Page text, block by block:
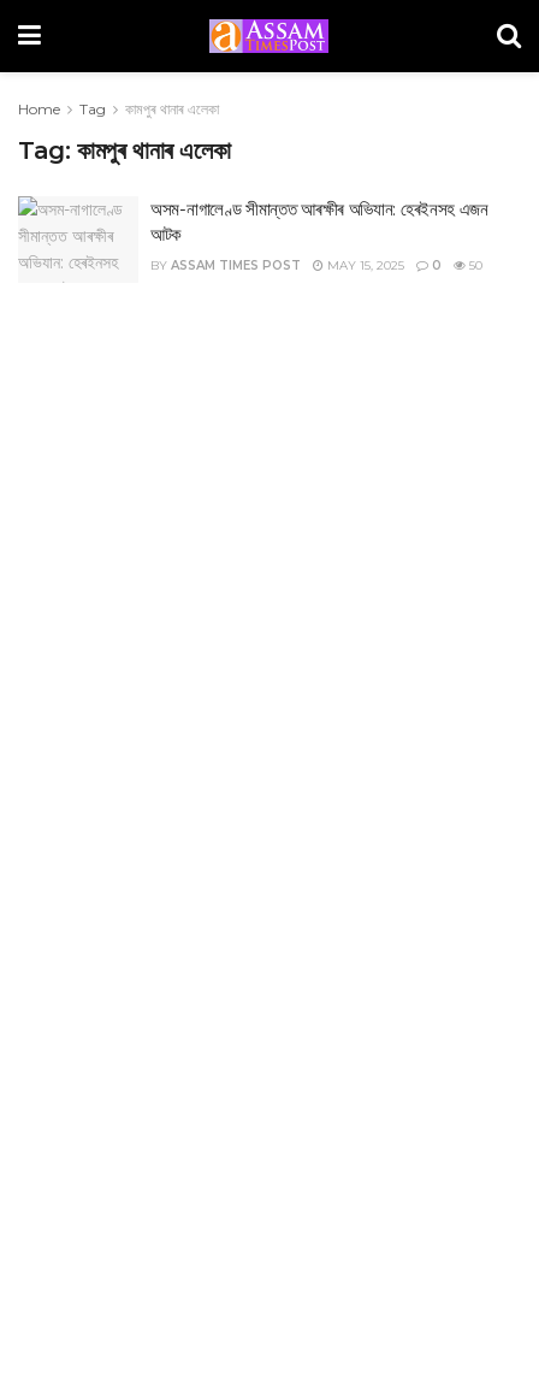
Home Tag কামপুৰ থানাৰ এলেকা
Tag: কামপুৰ থানাৰ এলেকা
অসম-নাগালেণ্ড সীমান্তত আৰক্ষীৰ অভিযান: হেৰইনসহ এজন
আটক
BY ASSAM TIMES POST MAY 15, 2025 0 50